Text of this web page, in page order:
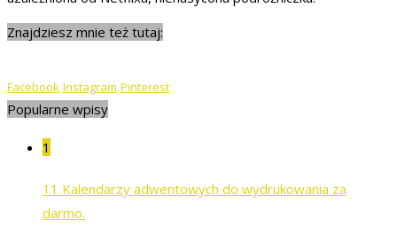
Znajdziesz mnie też tutaj:
Facebook Instagram Pinterest
Popularne wpisy
1
11 Kalendarzy adwentowych do wydrukowania za
darmo.